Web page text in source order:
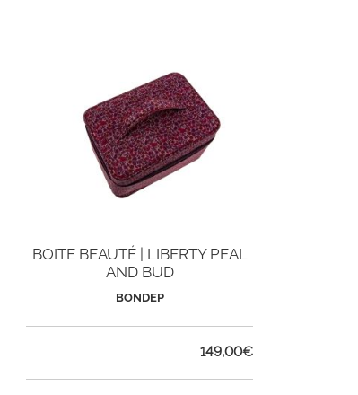
BOITE BEAUTÉ | LIBERTY PEAL
AND BUD
BONDEP
149,00€